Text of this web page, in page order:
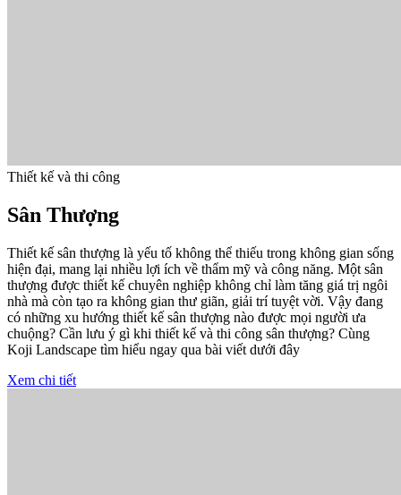
Thiết kế và thi công
Sân Thượng
Thiết kế sân thượng là yếu tố không thể thiếu trong không gian sống
hiện đại, mang lại nhiều lợi ích về thẩm mỹ và công năng. Một sân
thượng được thiết kế chuyên nghiệp không chỉ làm tăng giá trị ngôi
nhà mà còn tạo ra không gian thư giãn, giải trí tuyệt vời. Vậy đang
có những xu hướng thiết kế sân thượng nào được mọi người ưa
chuộng? Cần lưu ý gì khi thiết kế và thi công sân thượng? Cùng
Koji Landscape tìm hiểu ngay qua bài viết dưới đây
Xem chi tiết